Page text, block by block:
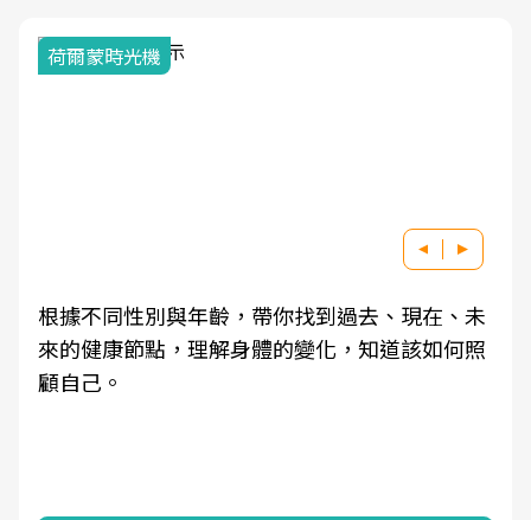
荷爾蒙時光機
根據不同性別與年齡，帶你找到過去、現在、未
來的健康節點，理解身體的變化，知道該如何照
顧自己。